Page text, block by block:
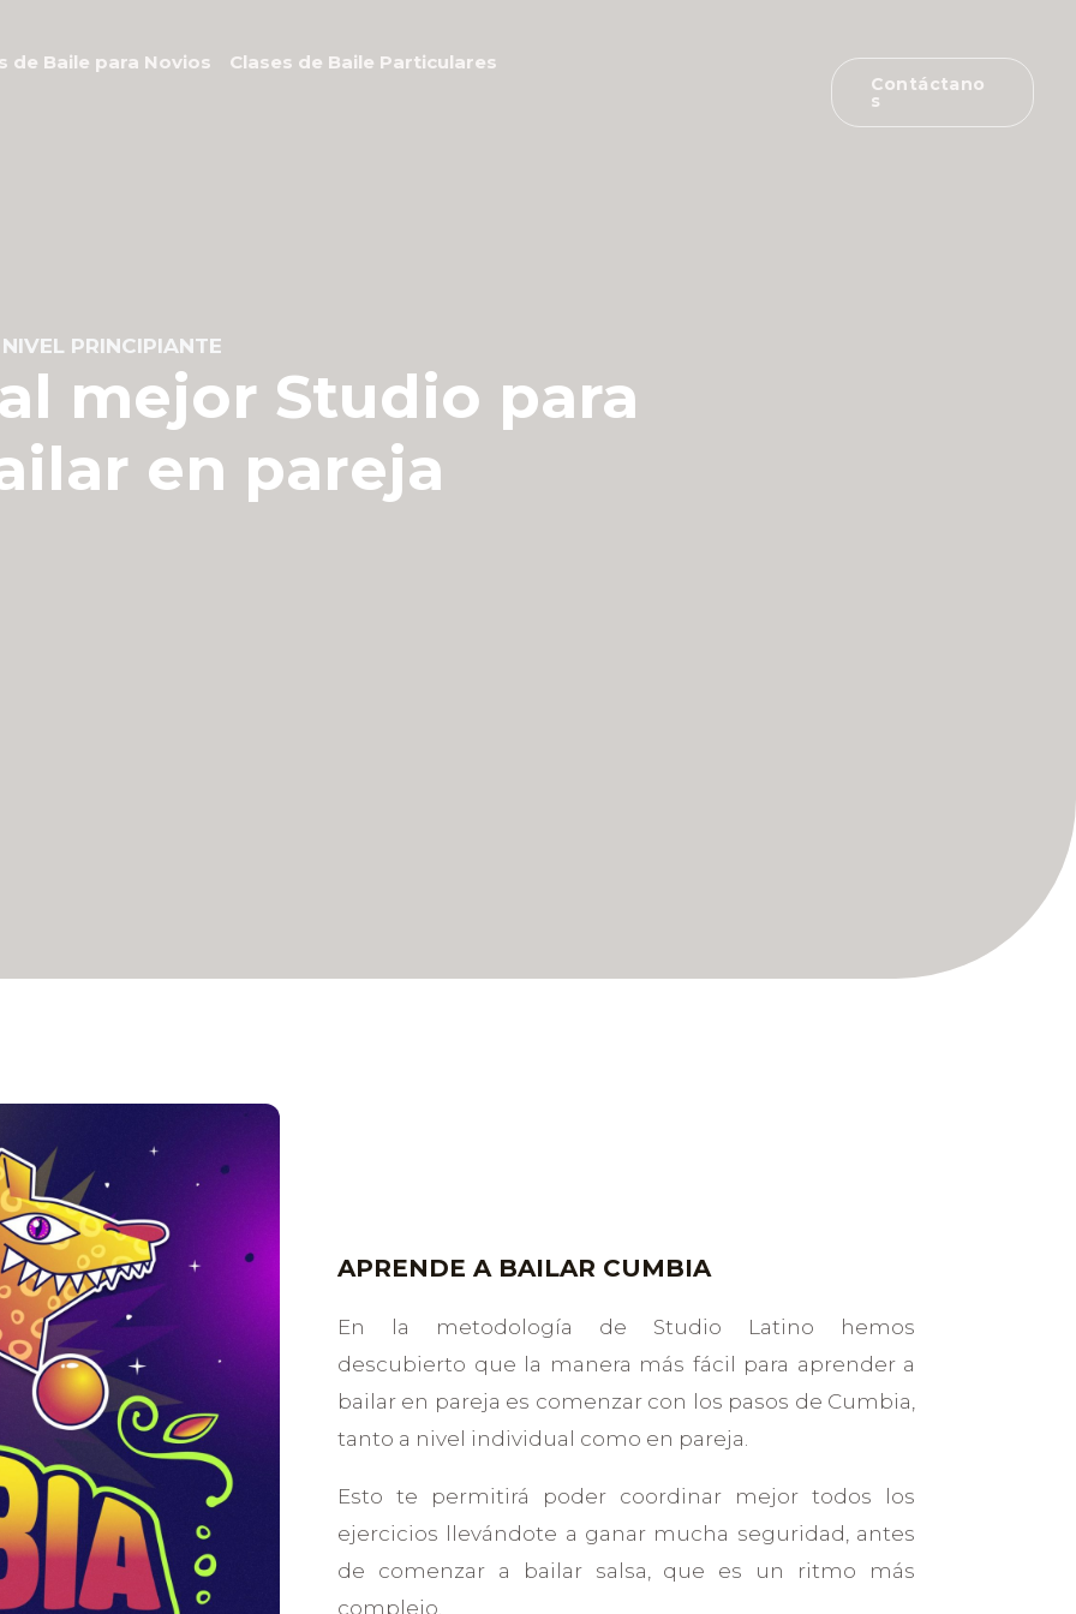
de Baile para Novios Clases de Baile Particulares
Contáctano
S
PRINCIPIANTE
mejor Studio para
en pareja
APRENDE A BAILAR CUMBIA
En la metodología de Studio Latino hemos
descubierto que la manera más fácil para aprender a
bailar en pareja es comenzar con los pasos de Cumbia,
tanto a nivel individual como en pareja.
Esto te permitirá poder coordinar mejor todos los
ejercicios llevándote a ganar mucha seguridad, antes
de comenzar a bailar salsa, que es un ritmo más
complejo.